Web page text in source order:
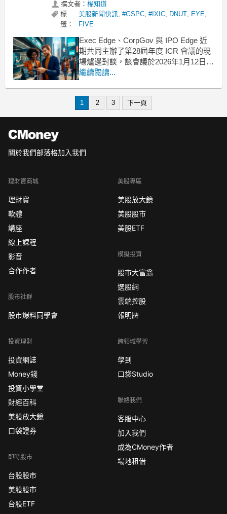
撰文者： 權知道
標
籤：
美股新聞快訊, #GSPC, #IXIC, DNUT, EYE,
FIVE
Exec Edge、CorpGov 與 IPO Edge 近
期共同主辦了第28屆年度 ICR 會議的現
場爐邊對談，該會議於2026年1月12日至
14日舉行。ICR 會議向來是觀察消費趨
長及高階主管，共計進行了33場深度訪
繼續閱讀...
1 2 3 下一頁
關於我們部落格加入我們
理財寶商城
理財寶
軟體
講座
線上課程
影音
合作作者
股市社群
股市爆料同學會
投資理財
投資網誌
Money錢
投資小學堂
財經百科
美股放大鏡
口袋證券
即時股市
台股股市
美股股市
台股ETF
美股專區
美股放大鏡
美股股市
美股ETF
模擬投資
股市大富翁
選股網
雲端控股
報明牌
跨領域學習
學到
口袋Studio
聯絡我們
客服中心
加入我們
成為CMoney作者
場地租借